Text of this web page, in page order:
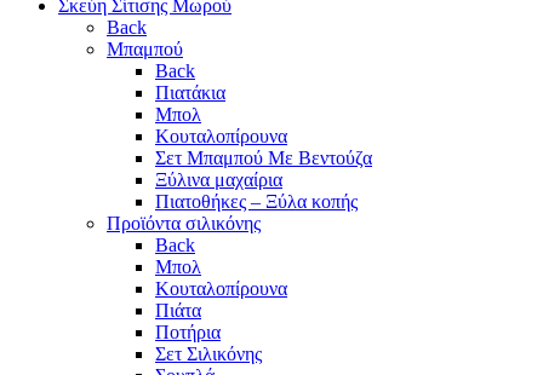
Σκεύη Σίτισης Μωρού
Back
Μπαμπού
Back
Πιατάκια
Μπολ
Κουταλοπίρουνα
Σετ Μπαμπού Με Βεντούζα
Ξύλινα μαχαίρια
Πιατοθήκες – Ξύλα κοπής
Προϊόντα σιλικόνης
Back
Μπολ
Κουταλοπίρουνα
Πιάτα
Ποτήρια
Σετ Σιλικόνης